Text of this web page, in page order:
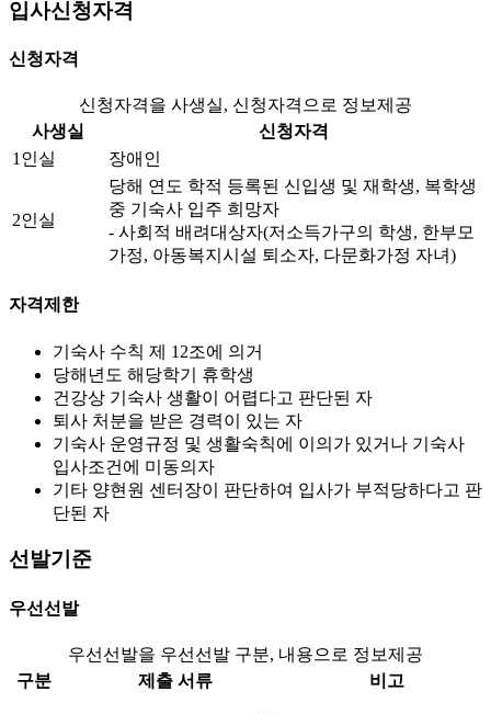
입사신청자격
신청자격
신청자격을 사생실, 신청자격으로 정보제공
사생실
신청자격
1인실
장애인
2인실
당해 연도 학적 등록된 신입생 및 재학생, 복학생
중 기숙사 입주 희망자
- 사회적 배려대상자(저소득가구의 학생, 한부모
가정, 아동복지시설 퇴소자, 다문화가정 자녀)
자격제한
기숙사 수칙 제 12조에 의거
당해년도 해당학기 휴학생
건강상 기숙사 생활이 어렵다고 판단된 자
퇴사 처분을 받은 경력이 있는 자
기숙사 운영규정 및 생활숙칙에 이의가 있거나 기숙사
입사조건에 미동의자
기타 양현원 센터장이 판단하여 입사가 부적당하다고 판
단된 자
선발기준
우선선발
우선선발을 우선선발 구분, 내용으로 정보제공
구분
제출 서류 비고